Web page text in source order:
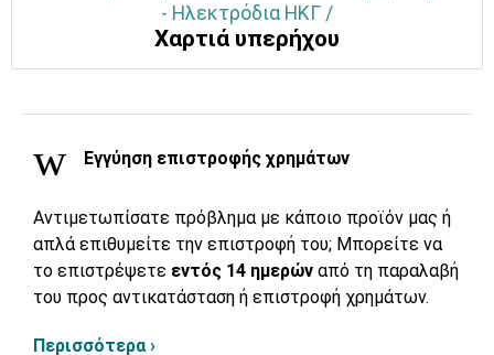
- Ηλεκτρόδια ΗΚΓ /
Χαρτιά υπερήχου
Εγγύηση επιστροφής χρημάτων
Αντιμετωπίσατε πρόβλημα με κάποιο προϊόν μας ή
απλά επιθυμείτε την επιστροφή του; Μπορείτε να
το επιστρέψετε εντός 14 ημερών από τη παραλαβή
του προς αντικατάσταση ή επιστροφή χρημάτων.
Περισσότερα ›